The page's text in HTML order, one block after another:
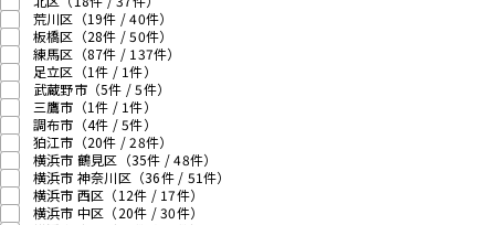
荒川区 （19件 /40件）
板橋区 （28件 /50件）
練馬区 （87件 / 137件）
足立区 （1件 / 1件）
武蔵野市（5件 /5件）
三鷹市 （1件 / 1件）
調布市 （4件 /5件）
狛江市 （20件 /28件）
横浜市 鶴見区 （35件 /48件）
横浜市 神奈川区（36件 / 51件）
横浜市 西区 （12件 / 17件）
横浜市 中区 （20件 /30件）